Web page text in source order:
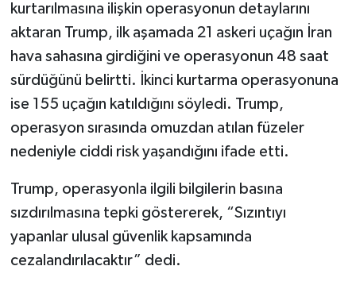
kurtarılmasına ilişkin operasyonun detaylarını
aktaran Trump, ilk aşamada 21 askeri uçağın İran
hava sahasına girdiğini ve operasyonun 48 saat
sürdüğünü belirtti. İkinci kurtarma operasyonuna
ise 155 uçağın katıldığını söyledi. Trump,
operasyon sırasında omuzdan atılan füzeler
nedeniyle ciddi risk yaşandığını ifade etti.
Trump, operasyonla ilgili bilgilerin basına
sızdırılmasına tepki göstererek, “Sızıntıyı
yapanlar ulusal güvenlik kapsamında
cezalandırılacaktır” dedi.